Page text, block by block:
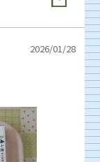
2026/01/28